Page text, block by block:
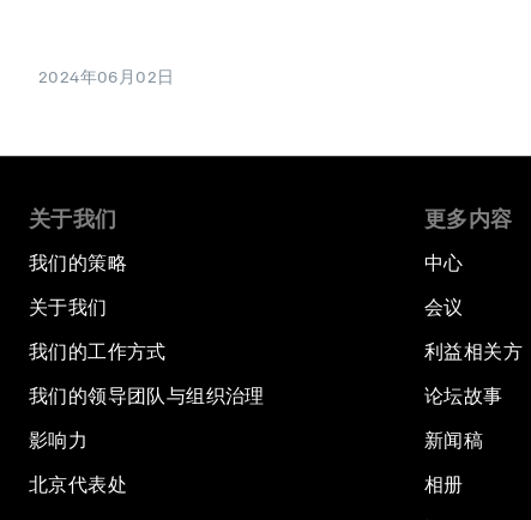
2024年06月02日
关于我们
我们的策略
关于我们
我们的工作方式
我们的领导团队与组织治理
影响力
北京代表处
更多内容
中心
会议
利益相关方
论坛故事
新闻稿
相册